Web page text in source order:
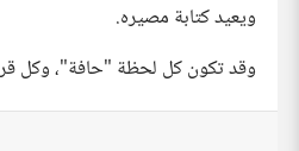
ويعيد كتابة مصيره.
وقد تكون كل لحظة "حافة"، وكل قرار